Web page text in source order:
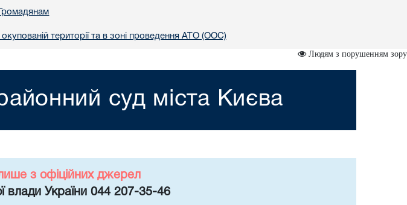
території та в зоні проведення АТО (ООС)
Людям з порушенням зору
суд міста Києва
з офіційних джерел
влади України 044 207-35-46